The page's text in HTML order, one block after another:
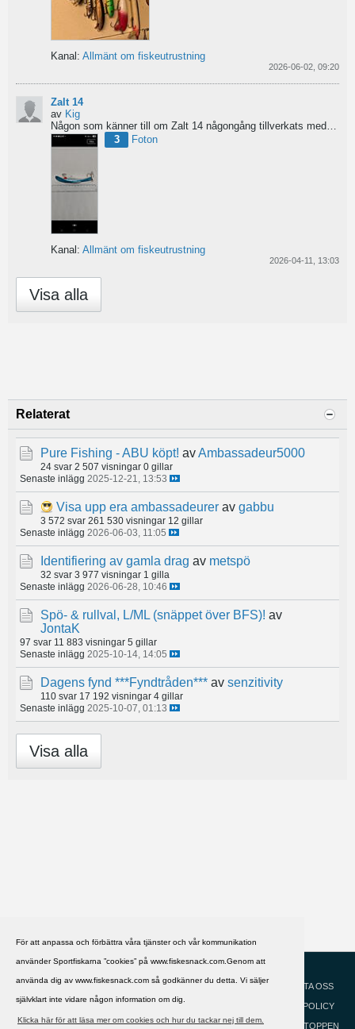
För att anpassa och förbättra våra tjänster och vår kommunikation
använder Sportfiskarna ”cookies” på www.fiskesnack.com.Genom att
använda dig av www.fiskesnack.com så godkänner du detta. Vi säljer
självklart inte vidare någon information om dig.
Klicka här för att läsa mer om cookies och hur du tackar nej till dem.
Kanal: Allmänt om fiskeutrustning
2026-06-02, 09:20
Zalt 14
av Kig
3
Foton
Kanal: Allmänt om fiskeutrustning
2026-04-11, 13:03
Visa alla
Relaterat
Pure Fishing - ABU köpt! avAmbassadeur5000
24 svar 2 507 visningar 0 gillar
Senaste inlägg 2025-12-21, 13:53
Visa upp era ambassadeurer av gabbu
3 572 svar 261 530 visningar 12 gillar
Senaste inlägg 2026-06-03, 11:05
Identifiering av gamla drag av metspö
32 svar 3 977 visningar 1 gilla
Senaste inlägg 2026-06-28, 10:46
Spö- & rullval, L/ML (snäppet över BFS)! av
JontaK
97 svar 11 883 visningar 5 gillar
Senaste inlägg 2025-10-14, 14:05
Dagens fynd ***Fyndtråden*** av senzitivity
110 svar 17 192 visningar 4 gillar
Senaste inlägg 2025-10-07, 01:13
Visa alla
HJÄLP
KONTAKTA OSS
COOKIEPOLICY
GÅ TILL TOPPEN